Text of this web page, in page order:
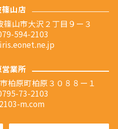
山店
山市大沢２丁目９ー３
594-2103
業所
柏原町柏原３０８８ー１
73-2103
m.com